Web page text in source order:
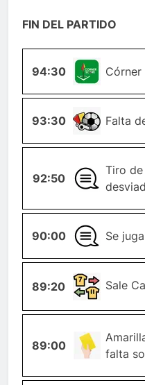
FIN DEL PARTIDO
94:30ESQUINA
93:30 FALTA Falta
92:50GENERAL
Tiro
90:00GENERALSe
89:20
CAMBIO-
JUGADOR
Sale
89:00
TARJETA-
AMARILLAfalta